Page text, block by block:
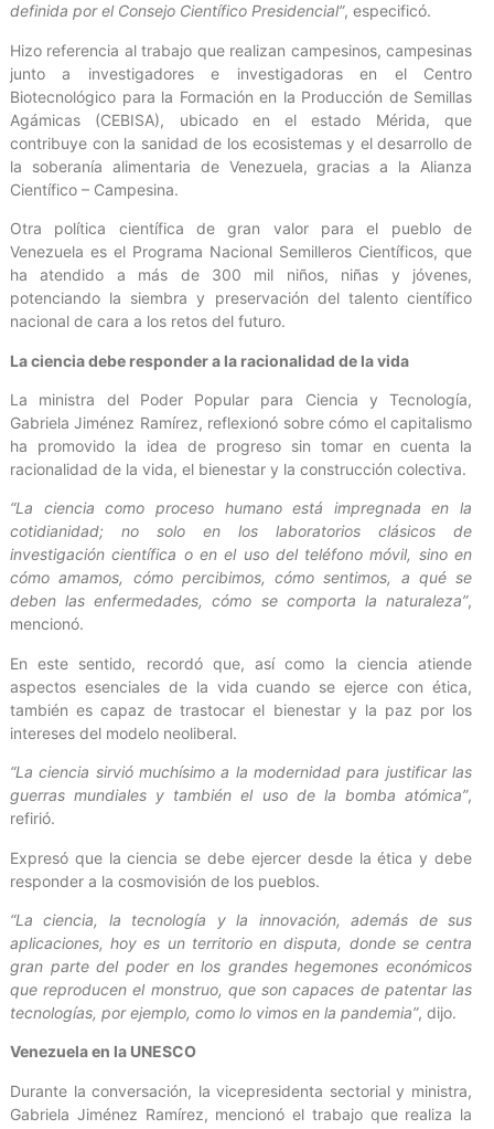
definida por el Consejo Científico Presidencial”, especificó.
Hizo referencia al trabajo que realizan campesinos, campesinas
junto a investigadores e investigadoras en el Centro
Biotecnológico para la Formación en la Producción de Semillas
Agámicas (CEBISA), ubicado en el estado Mérida, que
contribuye con la sanidad de los ecosistemas y el desarrollo de
la soberanía alimentaria de Venezuela, gracias a la Alianza
Científico – Campesina.
Otra política científica de gran valor para el pueblo de
Venezuela es el Programa Nacional Semilleros Científicos, que
ha atendido a más de 300 mil niños, niñas y jóvenes,
potenciando la siembra y preservación del talento científico
nacional de cara a los retos del futuro.
La ciencia debe responder a la racionalidad de la vida
La ministra del Poder Popular para Ciencia y Tecnología,
Gabriela Jiménez Ramírez, reflexionó sobre cómo el capitalismo
ha promovido la idea de progreso sin tomar en cuenta la
racionalidad de la vida, el bienestar y la construcción colectiva.
“La ciencia como proceso humano está impregnada en la
cotidianidad; no solo en los laboratorios clásicos de
investigación científica o en el uso del teléfono móvil, sino en
cómo amamos, cómo percibimos, cómo sentimos, a qué se
deben las enfermedades, cómo se comporta la naturaleza”,
mencionó.
En este sentido, recordó que, así como la ciencia atiende
aspectos esenciales de la vida cuando se ejerce con ética,
también es capaz de trastocar el bienestar y la paz por los
intereses del modelo neoliberal.
“La ciencia sirvió muchísimo a la modernidad para justificar las
guerras mundiales y también el uso de la bomba atómica”,
refirió.
Expresó que la ciencia se debe ejercer desde la ética y debe
responder a la cosmovisión de los pueblos.
“La ciencia, la tecnología y la innovación, además de sus
aplicaciones, hoy es un territorio en disputa, donde se centra
gran parte del poder en los grandes hegemones económicos
que reproducen el monstruo, que son capaces de patentar las
tecnologías, por ejemplo, como lo vimos en la pandemia”, dijo.
Venezuela en la UNESCO
Durante la conversación, la vicepresidenta sectorial y ministra,
Gabriela Jiménez Ramírez, mencionó el trabajo que realiza la